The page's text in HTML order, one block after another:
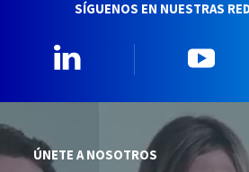
SÍGUENOS EN NUESTRAS
ÚNETE A NOSOTROS